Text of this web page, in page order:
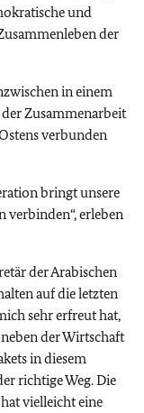
und
der
in einem
Zusammenarbeit
verbunden
bringt unsere
verbinden“, erleben
der Arabischen
auf die letzten
sehr erfreut hat,
der Wirtschaft
in diesem
richtige Weg. Die
vielleicht eine